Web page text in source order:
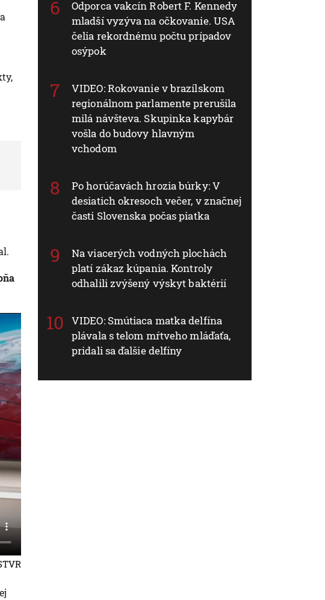
Odporca vakcín Robert F. Kennedy
mladší vyzýva na očkovanie. USA
čelia rekordnému počtu prípadov
osýpok
VIDEO: Rokovanie v brazílskom
regionálnom parlamente prerušila
milá návšteva. Skupinka kapybár
vošla do budovy hlavným
vchodom
Po horúčavách hrozia búrky: V
desiatich okresoch večer, v značnej
časti Slovenska počas piatka
Na viacerých vodných plochách
platí zákaz kúpania. Kontroly
odhalili zvýšený výskyt baktérií
VIDEO: Smútiaca matka delfína
plávala s telom mŕtveho mláďaťa,
pridali sa ďalšie delfíny